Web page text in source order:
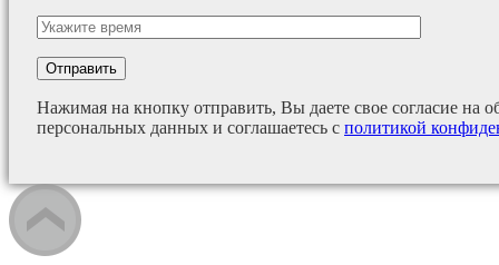
Нажимая на кнопку отправить, Вы даете свое согласие на
персональных данных и соглашаетесь с политикой